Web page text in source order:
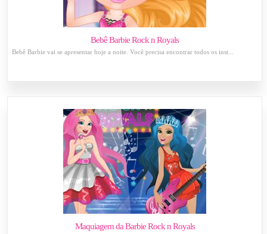
Bebê Barbie Rock n Royals
Bebê Barbie vai se apresentar hoje a noite. Você precisa encontrar todos os inst...
Maquiagem da Barbie Rock n Royals